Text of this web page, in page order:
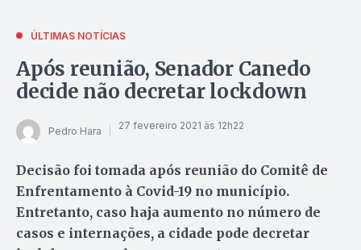
ÚLTIMAS NOTÍCIAS
Após reunião, Senador Canedo
decide não decretar lockdown
Pedro Hara 27 fevereiro 2021 às 12h22
Decisão foi tomada após reunião do Comitê de
Enfrentamento à Covid-19 no município.
Entretanto, caso haja aumento no número de
casos e internações, a cidade pode decretar